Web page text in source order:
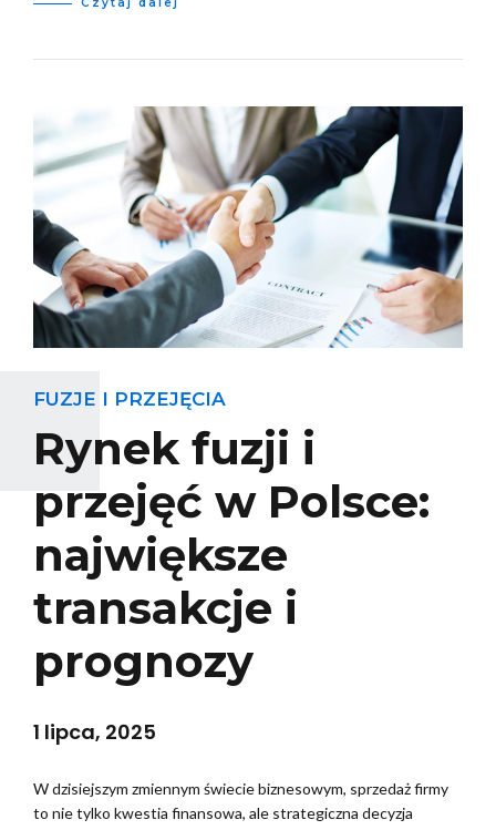
Czytaj dalej
FUZJE I PRZEJĘCIA
Rynek fuzji i
przejęć w Polsce:
największe
transakcje i
prognozy
1 lipca, 2025
W dzisiejszym zmiennym świecie biznesowym, sprzedaż firmy
to nie tylko kwestia finansowa, ale strategiczna decyzja